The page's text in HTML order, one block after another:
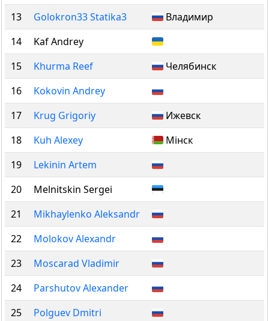
13
Golokron33 Statika3
Владимир
14
Kaf Andrey
15
Khurma Reef
Челябинск
16
Kokovin Andrey
17
Krug Grigoriy
Ижевск
18
Kuh Alexey
Мінск
19
Lekinin Artem
20
Melnitskin Sergei
21
Mikhaylenko Aleksandr
22
Molokov Alexandr
23
Moscarad Vladimir
24
Parshutov Alexander
25
Polguev Dmitri